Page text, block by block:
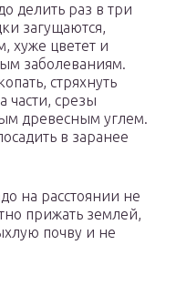
делить раз в три
загущаются,
хуже цветет и
заболеваниям.
стряхнуть
части, срезы
древесным углем.
в заранее
на расстоянии не
прижать землей,
почву и не